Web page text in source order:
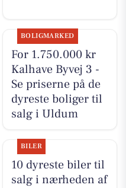
BOLIGMARKED
For 1.750.000 kr
Kalhave Byvej 3 -
Se priserne på de
dyreste boliger til
salg i Uldum
BILER
10 dyreste biler til
salg i nærheden af